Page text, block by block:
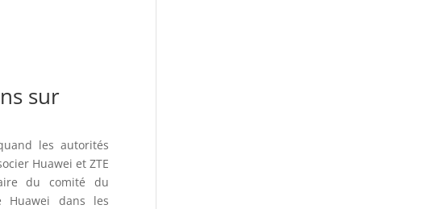
sur
les autorités
Huawei et ZTE
du comité du
Huawei dans les